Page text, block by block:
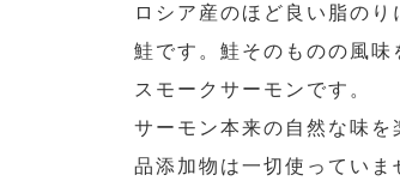
ロシア産のほど良い脂の
鮭です。鮭そのものの風
スモークサーモンです。
サーモン本来の自然な味
品添加物は一切使っていま